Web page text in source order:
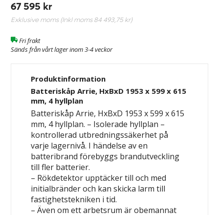
67 595 kr
Exklusive moms (Inkl moms84 493,75 kr)
Fri frakt
Sänds från vårt lager inom 3-4 veckor
Produktinformation
Batteriskåp Arrie, HxBxD 1953 x 599 x 615
mm, 4 hyllplan
Batteriskåp Arrie, HxBxD 1953 x 599 x 615
mm, 4 hyllplan. – Isolerade hyllplan –
kontrollerad utbredningssäkerhet på
varje lagernivå. I händelse av en
batteribrand förebyggs brandutveckling
till fler batterier.
– Rökdetektor upptäcker till och med
initialbränder och kan skicka larm till
fastighetstekniken i tid.
– Även om ett arbetsrum är obemannat